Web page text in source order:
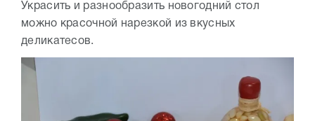
Украсить и разнообразить новогодний стол
можно красочной нарезкой из вкусных
деликатесов.